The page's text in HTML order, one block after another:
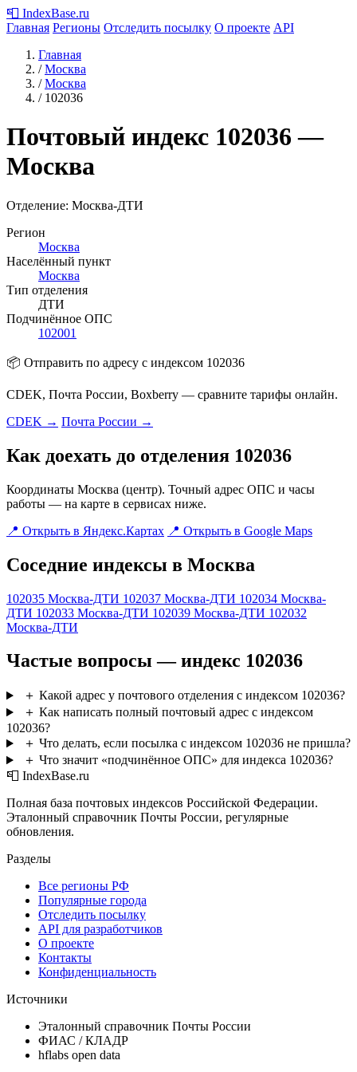
📮 IndexBase.ru
Главная Регионы Отследить посылку О проекте API
Главная
/ Москва
/ Москва
/ 102036
Почтовый индекс 102036 —
Москва
Отделение: Москва-ДТИ
Регион
Москва
Населённый пункт
Москва
Тип отделения
ДТИ
Подчинённое ОПС
102001
📦 Отправить по адресу с индексом 102036
CDEK, Почта России, Boxberry — сравните тарифы онлайн.
CDEK → Почта России →
Как доехать до отделения 102036
Координаты Москва (центр). Точный адрес ОПС и часы
работы — на карте в сервисах ниже.
📍 Открыть в Яндекс.Картах 📍 Открыть в Google Maps
Соседние индексы в Москва
102035 Москва-ДТИ 102037 Москва-ДТИ 102034 Москва-
ДТИ 102033 Москва-ДТИ 102039 Москва-ДТИ 102032
Москва-ДТИ
Частые вопросы — индекс 102036
＋ Какой адрес у почтового отделения с индексом 102036?
＋ Как написать полный почтовый адрес с индексом
102036?
＋ Что делать, если посылка с индексом 102036 не пришла?
＋ Что значит «подчинённое ОПС» для индекса 102036?
📮 IndexBase.ru
Полная база почтовых индексов Российской Федерации.
Эталонный справочник Почты России, регулярные
обновления.
Разделы
Все регионы РФ
Популярные города
Отследить посылку
API для разработчиков
О проекте
Контакты
Конфиденциальность
Источники
Эталонный справочник Почты России
ФИАС / КЛАДР
hflabs open data